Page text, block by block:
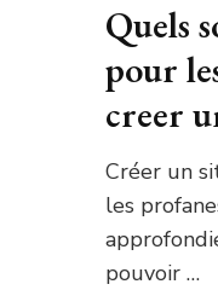
Quels
pour
creer
Créer un
les
pouvoir …